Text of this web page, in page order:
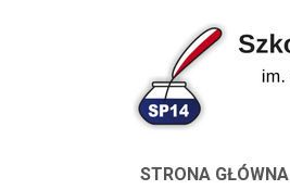
STRONA GŁÓWNA